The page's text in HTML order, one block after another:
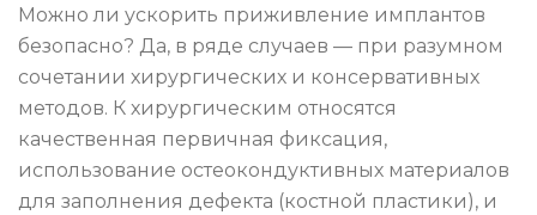
Можно ли ускорить приживление имплантов
безопасно? Да, в ряде случаев — при разумном
сочетании хирургических и консервативных
методов. К хирургическим относятся
качественная первичная фиксация,
использование остеокондуктивных материалов
для заполнения дефекта (костной пластики), и